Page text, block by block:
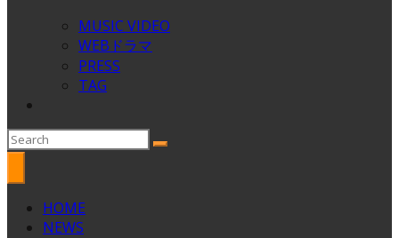
MUSIC VIDEO
WEBドラマ
PRESS
TAG
HOME
NEWS